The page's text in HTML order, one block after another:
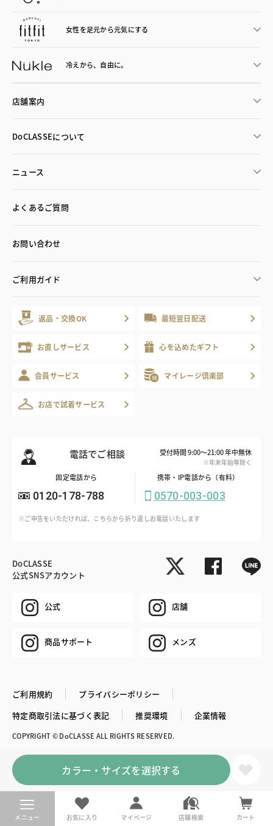
メニュー お気に入り マイページ 店舗検索 カート
カラー・サイズを選択する
女性を足元から元気にする
冷えから、 自由に。
店舗案内
DoCLASSEについて
ニュース
よくあるご質問
お問い合わせ
ご利用ガイド
返品・交換OK 最短翌日配送
お直しサービス 心を込めたギフト
会員サービス マイレージ倶楽部
お店で試着サービス
電話でご相談 受付時間 9:00～21:00 年中無休
※年末年始等除く
固定電話から
0120-178-788
携帯・IP電話から（有料）
0570-003-003
※ご申告をいただければ、こちらから折り返しお電話いたします
DoCLASSE
公式SNSアカウント
公式 店舗
商品サポート メンズ
ご利用規約
プライバシーポリシー
特定商取引法に基づく表記
推奨環境 企業情報
COPYRIGHT © DoCLASSE ALL RIGHTS RESERVED.